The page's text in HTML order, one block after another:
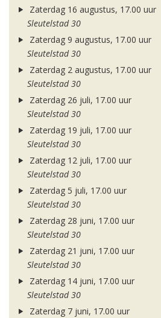
Zaterdag 16 augustus, 17.00 uur
Sleutelstad 30
Zaterdag 9 augustus, 17.00 uur
Sleutelstad 30
Zaterdag 2 augustus, 17.00 uur
Sleutelstad 30
Zaterdag 26 juli, 17.00 uur
Sleutelstad 30
Zaterdag 19 juli, 17.00 uur
Sleutelstad 30
Zaterdag 12 juli, 17.00 uur
Sleutelstad 30
Zaterdag 5 juli, 17.00 uur
Sleutelstad 30
Zaterdag 28 juni, 17.00 uur
Sleutelstad 30
Zaterdag 21 juni, 17.00 uur
Sleutelstad 30
Zaterdag 14 juni, 17.00 uur
Sleutelstad 30
Zaterdag 7 juni, 17.00 uur